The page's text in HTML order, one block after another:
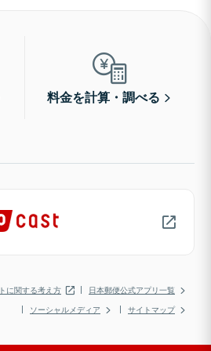
料金を計算・調べる
に関する考え方
日本郵便公式アプリ一覧
ソーシャルメディア
サイトマップ